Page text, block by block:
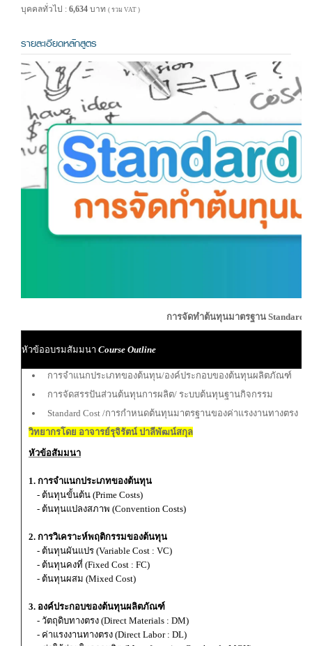
บุคคลทั่วไป : 6,634 บาท ( รวม VAT )
รายละเอียดหลักสูตร
การจัดทำต้นทุนมาตรฐาน Standard
หัวข้ออบรมสัมมนา Course Outline
การจำแนกประเภทของต้นทุน/องค์ประกอบของต้นทุนผลิตภัณฑ์
การจัดสรรปันส่วนต้นทุนการผลิต/ ระบบต้นทุนฐานกิจกรรม
Standard Cost /การกำหนดต้นทุนมาตรฐานของค่าแรงงานทางตรง
วิทยากรโดย อาจารย์รุจิรัตน์ ปาลีพัฒน์สกุล
หัวข้อสัมมนา
1. การจำแนกประเภทของต้นทุน
- ต้นทุนขั้นต้น (Prime Costs)
- ต้นทุนแปลงสภาพ (Convention Costs)
2. การวิเคราะห์พฤติกรรมของต้นทุน
- ต้นทุนผันแปร (Variable Cost : VC)
- ต้นทุนคงที่ (Fixed Cost : FC)
- ต้นทุนผสม (Mixed Cost)
3. องค์ประกอบของต้นทุนผลิตภัณฑ์
- วัตถุดิบทางตรง (Direct Materials : DM)
- ค่าแรงงานทางตรง (Direct Labor : DL)